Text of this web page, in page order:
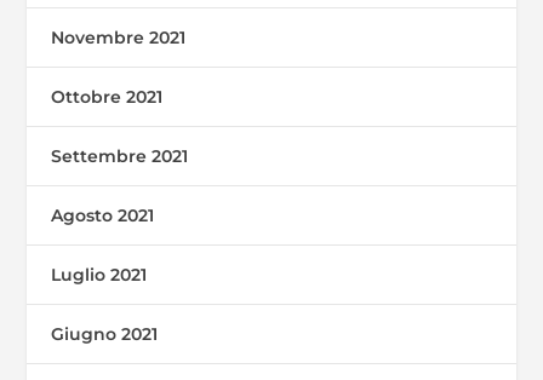
Novembre 2021
Ottobre 2021
Settembre 2021
Agosto 2021
Luglio 2021
Giugno 2021